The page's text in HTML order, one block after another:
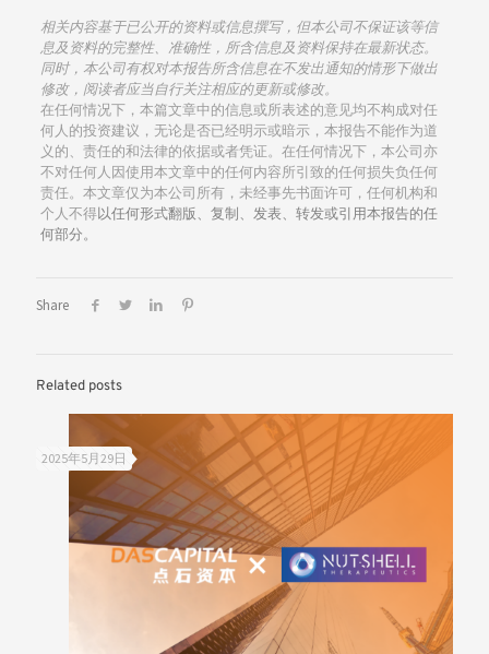
相关内容基于已公开的资料或信息撰写，但本公司不保证该等信
息及资料的完整性、准确性，所含信息及资料保持在最新状态。
同时，本公司有权对本报告所含信息在不发出通知的情形下做出
修改，阅读者应当自行关注相应的更新或修改。
在任何情况下，本篇文章中的信息或所表述的意见均不构成对任
何人的投资建议，无论是否已经明示或暗示，本报告不能作为道
义的、责任的和法律的依据或者凭证。在任何情况下，本公司亦
不对任何人因使用本文章中的任何内容所引致的任何损失负任何
责任。本文章仅为本公司所有，未经事先书面许可，任何机构和
个人不得以任何形式翻版、复制、发表、转发或引用本报告的任
何部分。
Share
Related posts
2025年5月29日